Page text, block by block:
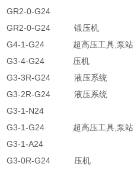
GR2-0-G24
GR2-0-G24 锻压机
G4-1-G24 超高压工具,泵站
G3-4-G24 压机
G3-3R-G24 液压系统
G3-2R-G24 液压系统
G3-1-N24
G3-1-G24 超高压工具,泵站
G3-1-A24
G3-0R-G24 压机